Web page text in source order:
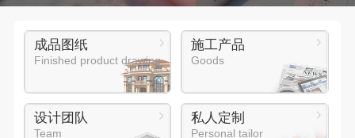
成品图纸
Finished product drawing
施工产品
Goods
设计团队
Team
私人定制
Personal tailor